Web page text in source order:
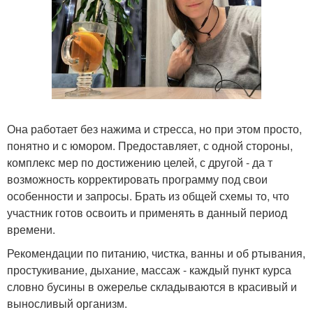
Она работает без нажима и стресса, но при этом просто,
понятно и с юмором. Предоставляет, с одной стороны,
комплекс мер по достижению целей, с другой - да т
возможность корректировать программу под свои
особенности и запросы. Брать из общей схемы то, что
участник готов освоить и применять в данный период
времени.
Рекомендации по питанию, чистка, ванны и об ртывания,
простукивание, дыхание, массаж - каждый пункт курса
словно бусины в ожерелье складываются в красивый и
выносливый организм.